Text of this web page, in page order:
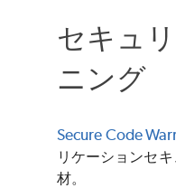
セキュ
ニング
Secure Code
リケーションセ
材。